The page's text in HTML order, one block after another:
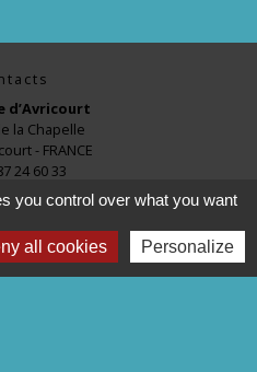
d’Avricourt
la Chapelle
- FRANCE
24 60 33
you control over what you want
all cookies Personalize